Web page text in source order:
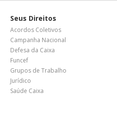
Seus Direitos
Acordos Coletivos
Campanha Nacional
Defesa da Caixa
Funcef
Grupos de Trabalho
Jurídico
Saúde Caixa